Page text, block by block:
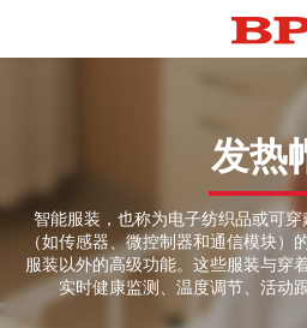
发热
智能服装，也称为电子纺织品或可
（如传感器、微控制器和通信模块）
服装以外的高级功能。这些服装与穿
实时健康监测、温度调节、活动